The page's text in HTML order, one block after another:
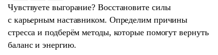
Чувствуете выгорание? Восстановите силы
с карьерным наставником. Определим причины
стресса и подберём методы, которые помогут вернуть
баланс и энергию.